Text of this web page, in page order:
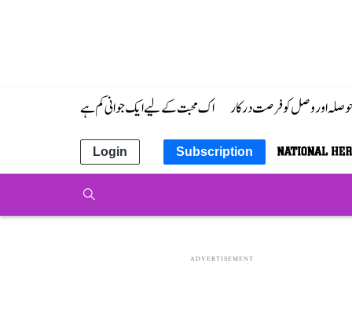
حوصلہ اور وصل کو فرصت درکار اک محبت کے لیے ایک جوانی کم ہے
Subscription
Login
ADVERTISEMENT